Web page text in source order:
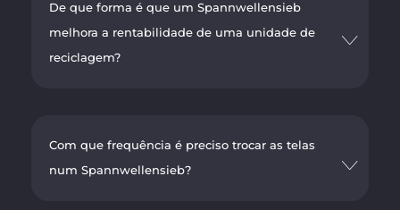
De que forma é que um Spannwellensieb
melhora a rentabilidade de uma unidade de
reciclagem?
Com que frequência é preciso trocar as telas
num Spannwellensieb?